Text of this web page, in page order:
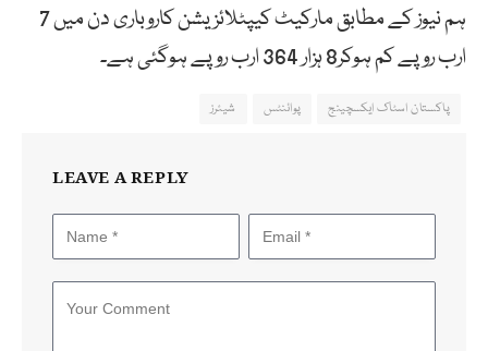
ہم نیوز کے مطابق مارکیٹ کیپٹلائزیشن کاروباری دن میں 7
ارب روپے کم ہوکر8 ہزار 364 ارب روپے ہوگئی ہے۔
پاکستان اسٹاک ایکسچینج پوائنٹس شیئرز
LEAVE A REPLY